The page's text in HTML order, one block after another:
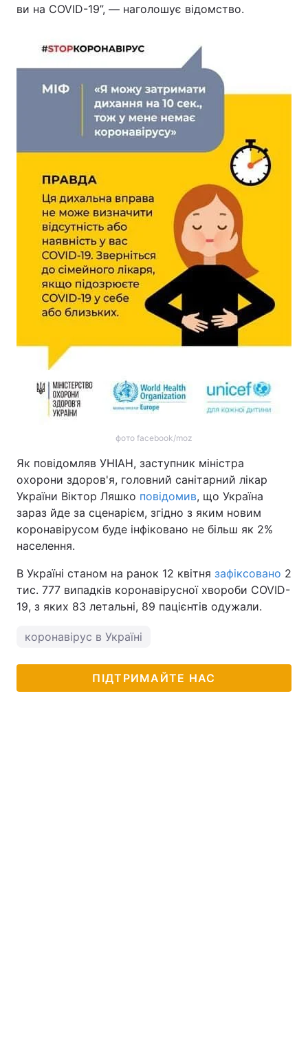
ви на COVID-19”, — наголошує відомство.
фото facebook/moz
Як повідомляв УНІАН, заступник міністра
охорони здоров'я, головний санітарний лікар
України Віктор Ляшко повідомив, що Україна
зараз йде за сценарієм, згідно з яким новим
коронавірусом буде інфіковано не більш як 2%
населення.
В Україні станом на ранок 12 квітня зафіксовано 2
тис. 777 випадків коронавірусної хвороби COVID-
19, з яких 83 летальні, 89 пацієнтів одужали.
коронавірус в Україні
ПІДТРИМАЙТЕ НАС